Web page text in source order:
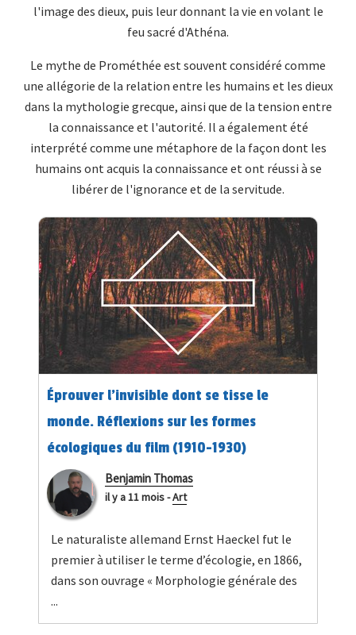
l'image des dieux, puis leur donnant la vie en volant le
feu sacré d'Athéna.
Le mythe de Prométhée est souvent considéré comme
une allégorie de la relation entre les humains et les dieux
dans la mythologie grecque, ainsi que de la tension entre
la connaissance et l'autorité. Il a également été
interprété comme une métaphore de la façon dont les
humains ont acquis la connaissance et ont réussi à se
libérer de l'ignorance et de la servitude.
Éprouver l'invisible dont se tisse le
monde. Réflexions sur les formes
écologiques du film (1910-1930)
Benjamin Thomas
il y a 11 mois-Art
Le naturaliste allemand Ernst Haeckel fut le
premier à utiliser le terme d’écologie, en 1866,
dans son ouvrage « Morphologie générale des
...